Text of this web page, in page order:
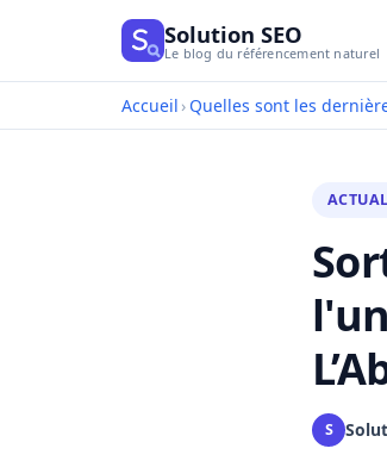
Solution SEO
Le blog du référencement naturel
Accueil › Quelles sont les
S